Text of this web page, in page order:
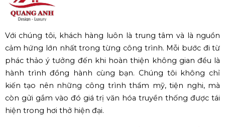
Với chúng tôi, khách hàng luôn là trung tâm và là nguồn
cảm hứng lớn nhất trong từng công trình. Mỗi bước đi từ
phác thảo ý tưởng đến khi hoàn thiện không gian đều là
hành trình đồng hành cùng bạn. Chúng tôi không chỉ
kiến tạo nên những công trình thẩm mỹ, tiện nghi, mà
còn gửi gắm vào đó giá trị văn hóa truyền thống được tái
hiện trong hơi thở hiện đại.